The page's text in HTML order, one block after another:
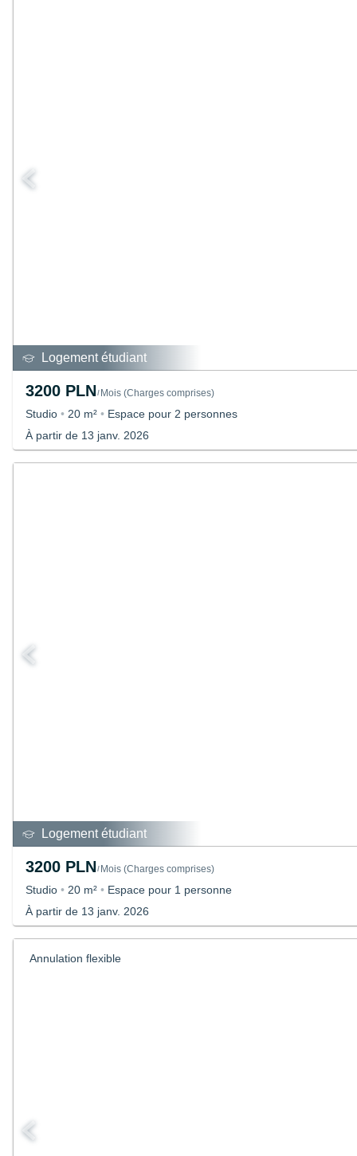
Logement étudiant
3200 PLN/ Mois (Charges comprises)
Studio • 20 m² • Espace pour 2 personnes
À partir de 13 janv. 2026
Logement étudiant
3200 PLN/ Mois (Charges comprises)
Studio • 20 m² • Espace pour 1 personne
À partir de 13 janv. 2026
Annulation flexible